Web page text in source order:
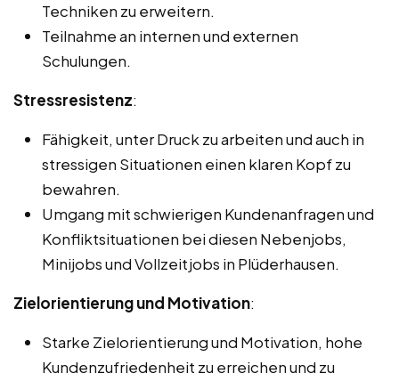
Techniken zu erweitern.
Teilnahme an internen und externen
Schulungen.
Stressresistenz:
Fähigkeit, unter Druck zu arbeiten und auch in
stressigen Situationen einen klaren Kopf zu
bewahren.
Umgang mit schwierigen Kundenanfragen und
Konfliktsituationen bei diesen Nebenjobs,
Minijobs und Vollzeitjobs in Plüderhausen.
Zielorientierung und Motivation:
Starke Zielorientierung und Motivation, hohe
Kundenzufriedenheit zu erreichen und zu